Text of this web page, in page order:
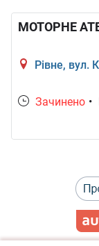
МОТОРНЕ
Рівне, вул.
Зачинено •